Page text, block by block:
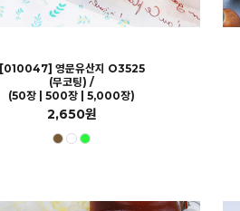
[010047] 영문유산지 O3525
(무코팅) /
(50장 | 500장 | 5,000장)
2,650원